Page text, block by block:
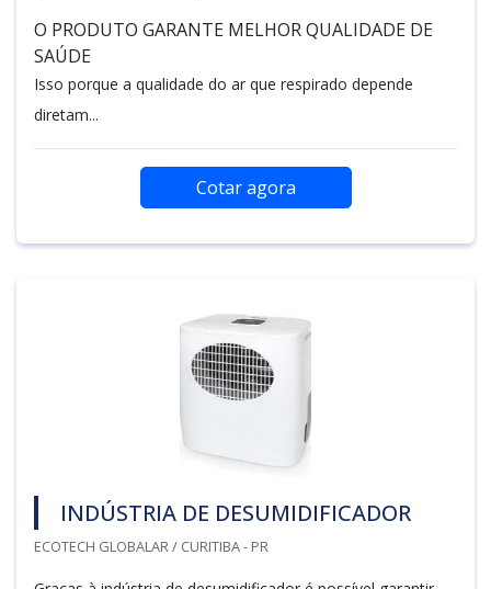
O PRODUTO GARANTE MELHOR QUALIDADE DE
SAÚDE
Isso porque a qualidade do ar que respirado depende
diretam...
Cotar agora
INDÚSTRIA DE DESUMIDIFICADOR
ECOTECH GLOBALAR / CURITIBA - PR